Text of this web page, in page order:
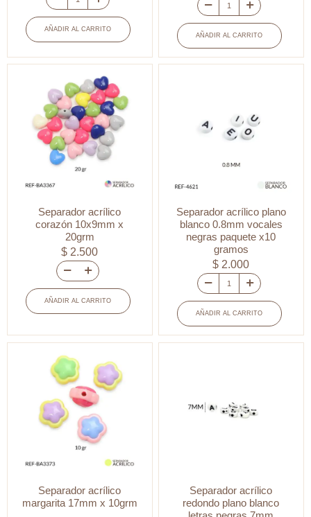
Separador
acrílico
cubo
corazón
x
10grm
cantidad
AÑADIR AL CARRITO
Separador
acrílico
corazón
15x18mm
cantidad
AÑADIR AL CARRITO
Separador acrílico
corazón 10x9mm x
20grm
$ 2.500
Separador
acrílico
corazón
20grm
cantidad
AÑADIR AL CARRITO
Separador acrílico plano
blanco 0.8mm vocales
negras paquete x10
gramos
$ 2.000
Separador
acrílico
plano
blanco
paquete
AÑADIR AL CARRITO
Separador acrílico
margarita 17mm x 10grm
Separador acrílico
redondo plano blanco